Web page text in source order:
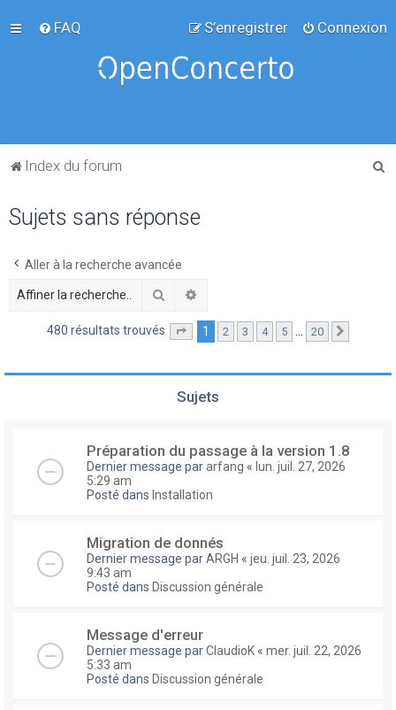
FAQ Connexion
S’enregistrer
Index du forum
Sujets sans réponse
Aller à la recherche avancée
Rechercher
480 résultats trouvés Page sur20
1 2 3 4 5 … 20
Sujets
Préparation du passage à la version 1.8
Dernier message pararfang « lun. juil. 27, 2026
5:29 am
Posté dans Installation
Migration de donnés
Dernier message parARGH « jeu. juil. 23, 2026
9:43 am
Posté dans Discussion générale
Message d'erreur
Dernier message parClaudioK « mer. juil. 22, 2026
5:33 am
Posté dans Discussion générale